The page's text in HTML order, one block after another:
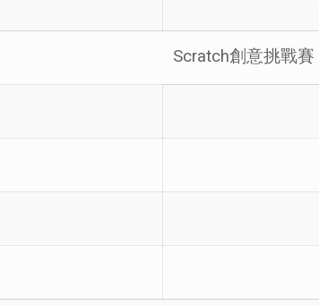
Scratch創意挑戰賽